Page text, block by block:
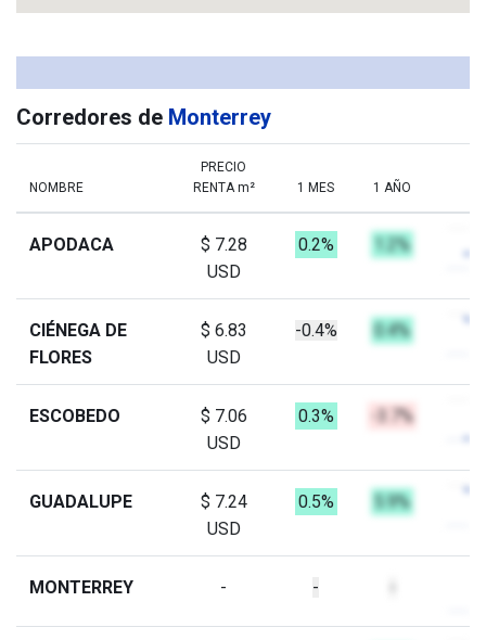
Corredores de Monterrey
NOMBRE
PRECIO
RENTA m²
1 MES 1 AÑO
APODACA
$ 7.28
USD
0.2% 1.2%
CIÉNEGA DE
FLORES
$ 6.83
USD
-0.4% 0.4%
ESCOBEDO
$ 7.06
USD
0.3% -3.7%
GUADALUPE
$ 7.24
USD
0.5% 5.9%
MONTERREY - -